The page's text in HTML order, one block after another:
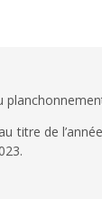
titre de